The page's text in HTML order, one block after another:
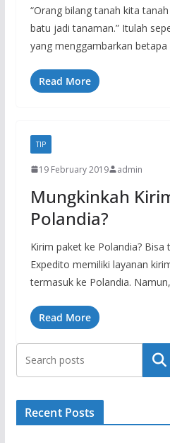
“Orang bilang tanah kita
batu jadi tanaman.” Itulah
yang menggambarkan betapa
Read More
TIP
19 February 2019 admin
Mungkinkah
Polandia?
Kirim paket ke Polandia? Bisa
Expedito memiliki layanan
termasuk ke Polandia. Namun,
Read More
Search
Recent Posts